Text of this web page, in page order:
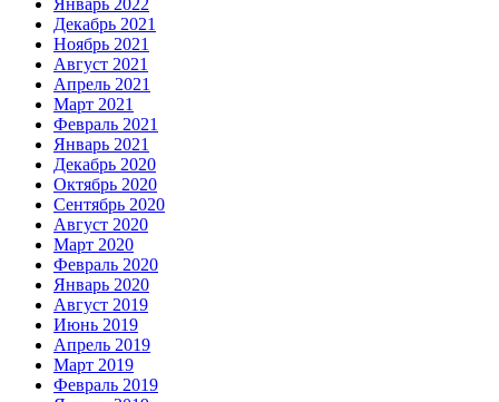
Декабрь 2021
Ноябрь 2021
Август 2021
Апрель 2021
Март 2021
Февраль 2021
Январь 2021
Декабрь 2020
Октябрь 2020
Сентябрь 2020
Август 2020
Март 2020
Февраль 2020
Январь 2020
Август 2019
Июнь 2019
Апрель 2019
Март 2019
Февраль 2019